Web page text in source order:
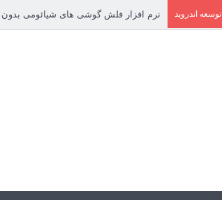
توسعه اندروید نرم افزار فلش گوشی های شیائومی بدون auth account